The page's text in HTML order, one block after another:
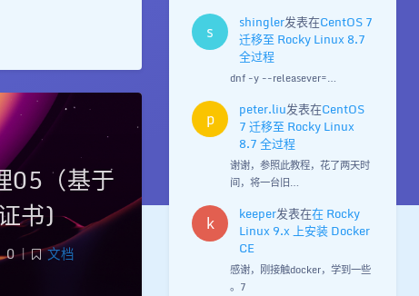
s shingler发表在CentOS 7
迁移至 Rocky Linux 8.7
全过程
dnf -y --releasever=…
p peter.liu发表在CentOS
7 迁移至 Rocky Linux
8.7 全过程
谢谢，参照此教程，花了两天时
间，将一台旧…
k keeper发表在在 Rocky
Linux 9.x 上安装 Docker
CE
感谢，刚接触docker，学到一些
。7
05（基于
书)
0 |
文档